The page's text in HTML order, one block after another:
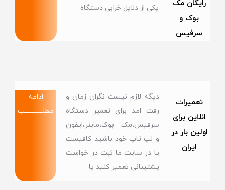
رایگان مک
بوک و
سرفیس
یکی از دلایل خرابی دستگاه
تعمیرات
انلاین برای
اولین بار در
ایران
دیگه لازم نیست نگران زمان و
رفت امد برای تعمیر دستگاه
سرفیس،مک بوک،ماینر،ایفون
و لپ تاپ خود باشید کافیست
یا در سایت ما ثبت در خواست
پشتیبانی تعمیر کنید یا
ادامه
مطلــــــــــــب